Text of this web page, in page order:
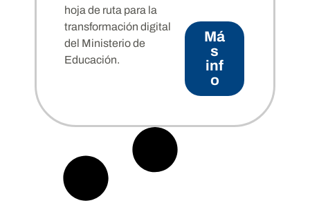
hoja de ruta para la
transformación digital
del Ministerio de
Educación.
Má
s
inf
o